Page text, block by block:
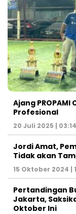
Ajang PROPAMI
Profesional
20 Juli 2025 |
Jordi Amat,
Tidak akan
15 Oktober 2024 |
Pertandingan
Jakarta,
Oktober Ini